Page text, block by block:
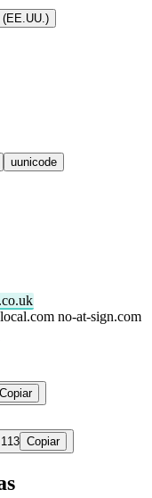
(EE.UU.)
uunicode
no-at-sign.com
Copiar
Copiar